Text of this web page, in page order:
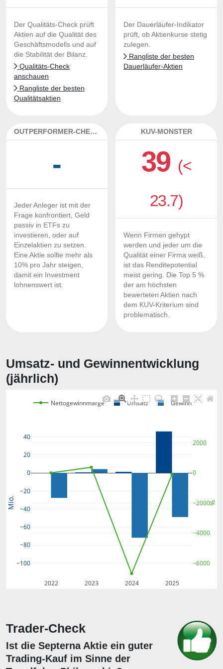
Der Qualitäts-Check prüft
Aktien auf die Qualität des
Geschäftsmodells und auf
die Stabilität der Bilanz.
Qualitäts-Check
anschauen
Rangliste der besten
Qualitätsaktien
Der Dauerläufer-Indikator
prüft, ob Aktienkurse stetig
zulegen.
Rangliste der besten
Dauerläufer-Aktien
OUTPERFORMER-CHECK
-
Jeder Anleger ist mit der
Frage konfrontiert, Geld
passiv in ETFs zu
investieren, oder auf
Einzelaktien zu setzen.
Eine Aktie sollte mehr als
10% pro Jahr steigen,
damit ein Investment
lohnenswert ist.
KUV-MONSTER
39 (<
23.7)
Wenn Firmen gehypt
werden und jeder um die
Qualität einer Firma weiß,
ist das Renditepotential
meist gering. Die Top 5 %
der am höchsten
bewerteten Aktien nach
dem KUV-Kriterium sind
problematisch.
Umsatz- und Gewinnentwicklung
(jährlich)
2022 2023 2024 2025
−100
−80
−60
−40
−20
0
20
40
−6000
−4000
−2000
0
2000
Nettogewinnmarge Umsatz Gewinn
Mio. %
Trader-Check
Ist die Septerna Aktie ein guter
Trading-Kauf im Sinne der